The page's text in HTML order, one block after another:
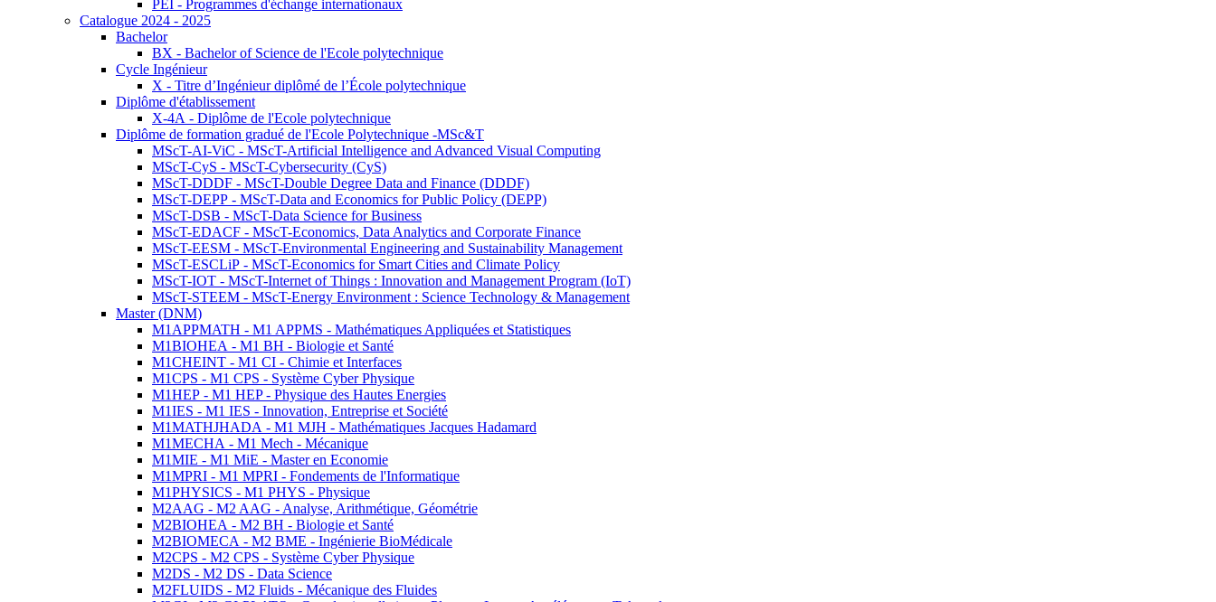
PEI - Programmes d'échange internationaux
Catalogue 2024 - 2025
Bachelor
BX - Bachelor of Science de l'Ecole polytechnique
Cycle Ingénieur
X - Titre d’Ingénieur diplômé de l’École polytechnique
Diplôme d'établissement
X-4A - Diplôme de l'Ecole polytechnique
Diplôme de formation gradué de l'Ecole Polytechnique -MSc&T
MScT-AI-ViC - MScT-Artificial Intelligence and Advanced Visual Computing
MScT-CyS - MScT-Cybersecurity (CyS)
MScT-DDDF - MScT-Double Degree Data and Finance (DDDF)
MScT-DEPP - MScT-Data and Economics for Public Policy (DEPP)
MScT-DSB - MScT-Data Science for Business
MScT-EDACF - MScT-Economics, Data Analytics and Corporate Finance
MScT-EESM - MScT-Environmental Engineering and Sustainability Management
MScT-ESCLiP - MScT-Economics for Smart Cities and Climate Policy
MScT-IOT - MScT-Internet of Things : Innovation and Management Program (IoT)
MScT-STEEM - MScT-Energy Environment : Science Technology & Management
Master (DNM)
M1APPMATH - M1 APPMS - Mathématiques Appliquées et Statistiques
M1BIOHEA - M1 BH - Biologie et Santé
M1CHEINT - M1 CI - Chimie et Interfaces
M1CPS - M1 CPS - Système Cyber Physique
M1HEP - M1 HEP - Physique des Hautes Energies
M1IES - M1 IES - Innovation, Entreprise et Société
M1MATHJHADA - M1 MJH - Mathématiques Jacques Hadamard
M1MECHA - M1 Mech - Mécanique
M1MIE - M1 MiE - Master en Economie
M1MPRI - M1 MPRI - Fondements de l'Informatique
M1PHYSICS - M1 PHYS - Physique
M2AAG - M2 AAG - Analyse, Arithmétique, Géométrie
M2BIOHEA - M2 BH - Biologie et Santé
M2BIOMECA - M2 BME - Ingénierie BioMédicale
M2CPS - M2 CPS - Système Cyber Physique
M2DS - M2 DS - Data Science
M2FLUIDS - M2 Fluids - Mécanique des Fluides